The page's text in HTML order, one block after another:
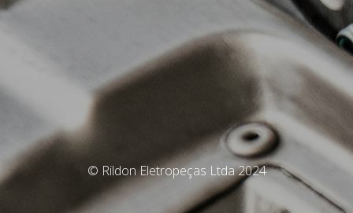
© Rildon Eletropeças Ltda 2024